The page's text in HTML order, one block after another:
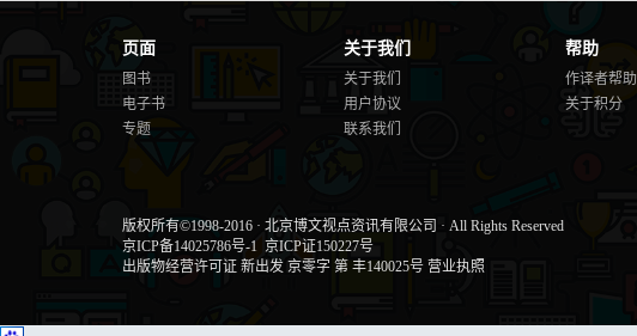
页面
图书
电子书
专题
关于我们
关于我们
用户协议
联系我们
帮助
作译者帮助
关于积分
版权所有©1998-2016 · 北京博文视点资讯有限公司 · All Rights Reserved
京ICP备14025786号-1 京ICP证150227号
出版物经营许可证 新出发 京零字 第 丰140025号 营业执照